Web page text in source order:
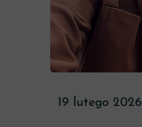
19 lutego 2026